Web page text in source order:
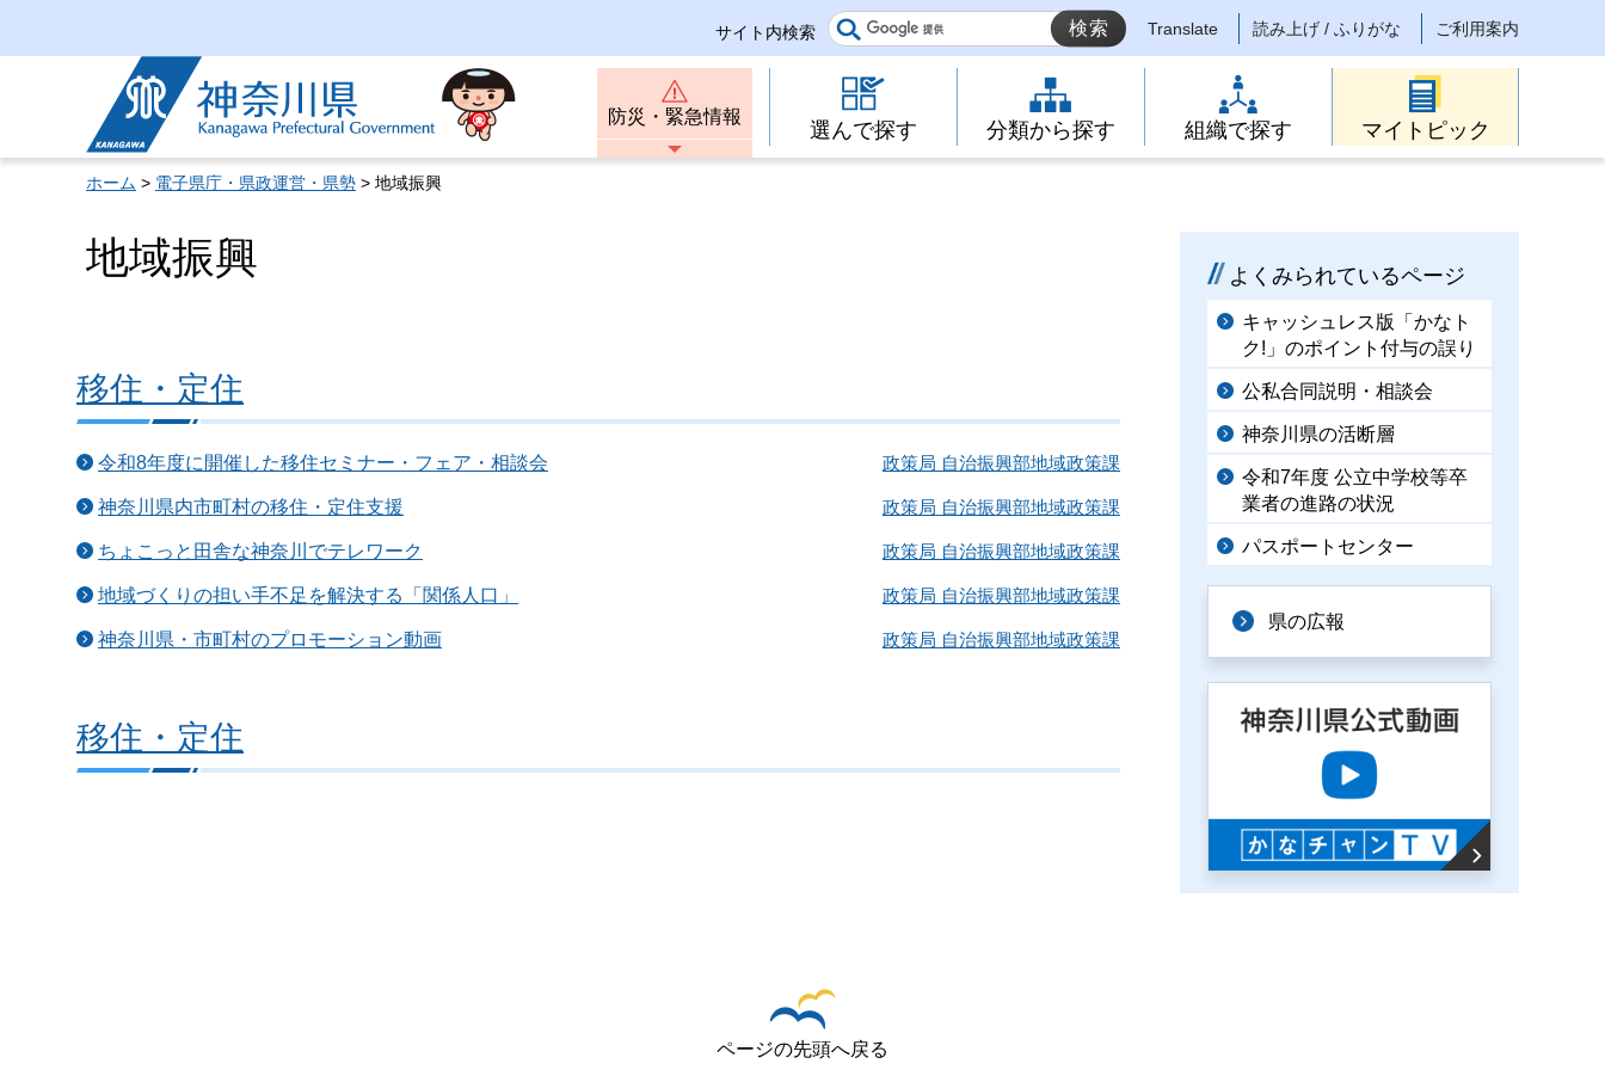
サイト内検索 Translate 読み上げ / ふりがな ご利用案内
神奈川県
防災・緊急情報
選んで探す 分類から探す 組織で探す マイトピック
ホーム > 電子県庁・県政運営・県勢 > 地域振興
地域振興
移住・定住
令和8年度に開催した移住セミナー・フェア・相談会 政策局 自治振興部地域政策課
神奈川県内市町村の移住・定住支援 政策局 自治振興部地域政策課
ちょこっと田舎な神奈川でテレワーク 政策局 自治振興部地域政策課
地域づくりの担い手不足を解決する「関係人口」 政策局 自治振興部地域政策課
神奈川県・市町村のプロモーション動画 政策局 自治振興部地域政策課
移住・定住
よくみられているページ
キャッシュレス版「かなト
ク!」のポイント付与の誤り
公私合同説明・相談会
神奈川県の活断層
令和7年度 公立中学校等卒
業者の進路の状況
パスポートセンター
県の広報
ページの先頭へ戻る